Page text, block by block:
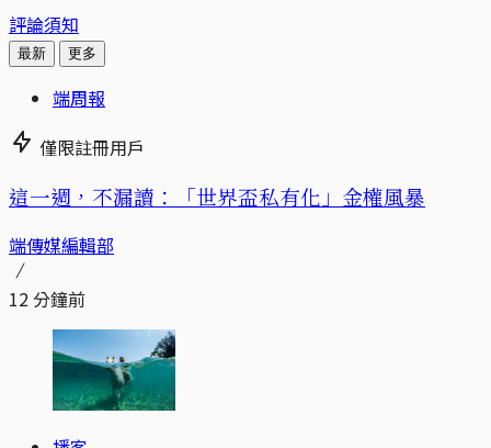
評論須知
最新 更多
端周報
僅限註冊用戶
這一週，不漏讀：「世界盃私有化」金權風暴
端傳媒編輯部
12 分鐘前